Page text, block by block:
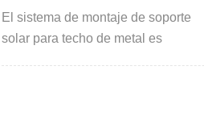
de techo metálico
El sistema de montaje de soporte
solar para techo de metal es